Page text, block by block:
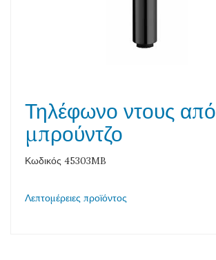
Τηλέφωνο ντους από
μπρούντζο
Κωδικός 45303MB
Λεπτομέρειες προϊόντος